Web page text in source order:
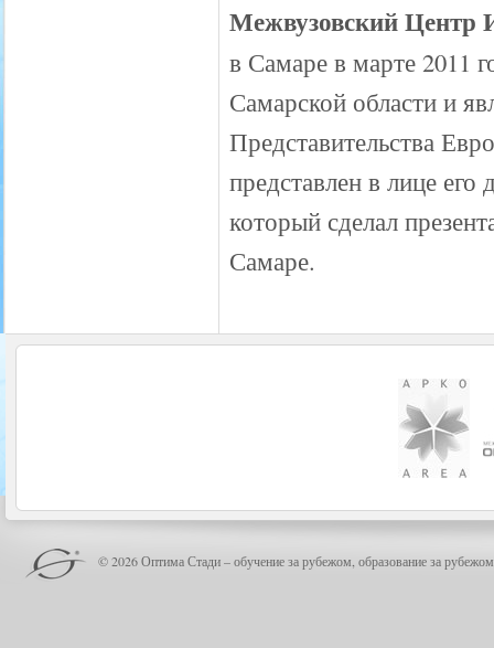
Межвузовский Центр
в Самаре в марте 2011
Самарской области и
Представительства
представлен в лице
который сделал
Самаре.
© 2026 Оптима Стади – обучение за рубежом, образование за